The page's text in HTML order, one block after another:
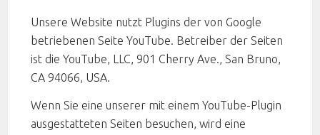
Unsere Website nutzt Plugins der von Google
betriebenen Seite YouTube. Betreiber der Seiten
ist die YouTube, LLC, 901 Cherry Ave., San Bruno,
CA 94066, USA.
Wenn Sie eine unserer mit einem YouTube-Plugin
ausgestatteten Seiten besuchen, wird eine